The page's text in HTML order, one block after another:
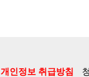
개인정보 취급방침